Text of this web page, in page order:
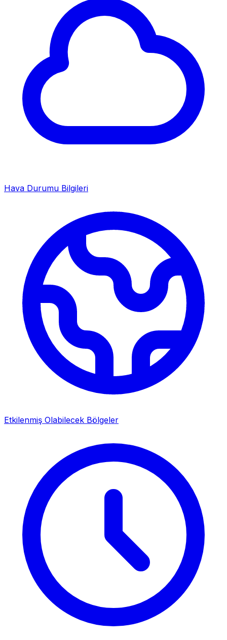
Hava Durumu Bilgileri
Etkilenmiş Olabilecek Bölgeler